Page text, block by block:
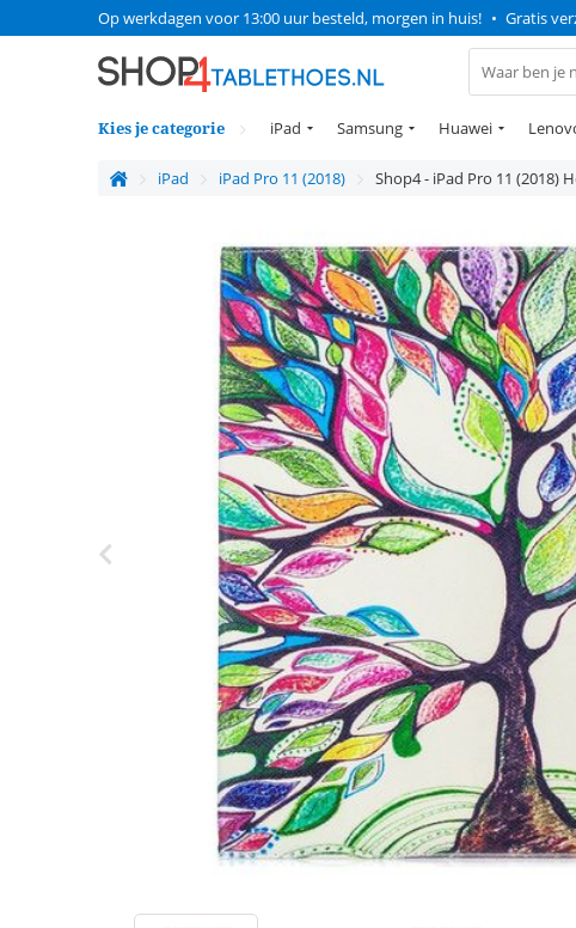
Op werkdagen voor 13:00 uur besteld, morgen in huis! • Gratis
Kies je categorie iPad Samsung Huawei
iPad iPad Pro 11 (2018) Shop4 - iPad Pro 11 (2018)